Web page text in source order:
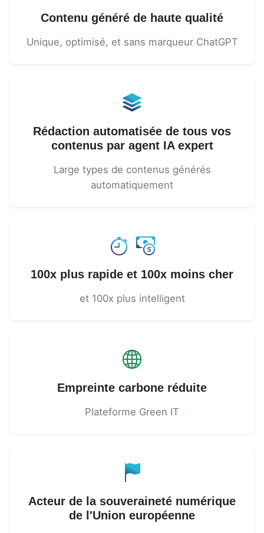
Contenu généré de haute qualité
Unique, optimisé, et sans marqueur ChatGPT
Rédaction automatisée de tous vos
contenus par agent IA expert
Large types de contenus générés
automatiquement
100x plus rapide et 100x moins cher
et 100x plus intelligent
Empreinte carbone réduite
Plateforme Green IT
Acteur de la souveraineté numérique
de l'Union européenne